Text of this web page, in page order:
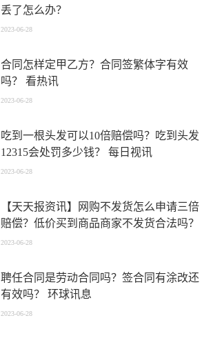
丢了怎么办？
2023-06-28
合同怎样定甲乙方？合同签繁体字有效
吗？ 看热讯
2023-06-28
吃到一根头发可以10倍赔偿吗？吃到头发
12315会处罚多少钱？ 每日视讯
2023-06-28
【天天报资讯】网购不发货怎么申请三倍
赔偿？低价买到商品商家不发货合法吗？
2023-06-28
聘任合同是劳动合同吗？签合同有涂改还
有效吗？ 环球讯息
2023-06-28